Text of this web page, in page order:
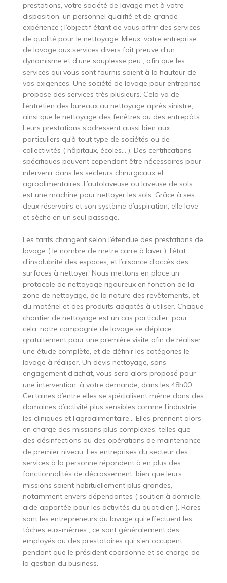
prestations, votre société de lavage met à votre
disposition, un personnel qualifié et de grande
expérience ; l’objectif étant de vous offrir des services
de qualité pour le nettoyage. Mieux, votre entreprise
de lavage aux services divers fait preuve d’un
dynamisme et d’une souplesse peu , afin que les
services qui vous sont fournis soient à la hauteur de
vos exigences. Une société de lavage pour entreprise
propose des services très plusieurs. Cela va de
l’entretien des bureaux au nettoyage après sinistre,
ainsi que le nettoyage des fenêtres ou des entrepôts.
Leurs prestations s’adressent aussi bien aux
particuliers qu’à tout type de sociétés ou de
collectivités ( hôpitaux, écoles… ). Des certifications
spécifiques peuvent cependant être nécessaires pour
intervenir dans les secteurs chirurgicaux et
agroalimentaires. L’autolaveuse ou laveuse de sols
est une machine pour nettoyer les sols. Grâce à ses
deux réservoirs et son système d’aspiration, elle lave
et sèche en un seul passage.
Les tarifs changent selon l’étendue des prestations de
lavage ( le nombre de metre carre à laver ), l’état
d’insalubrité des espaces, et l’aisance d’accès des
surfaces à nettoyer. Nous mettons en place un
protocole de nettoyage rigoureux en fonction de la
zone de nettoyage, de la nature des revêtements, et
du matériel et des produits adaptés à utiliser. Chaque
chantier de nettoyage est un cas particulier. pour
cela, notre compagnie de lavage se déplace
gratuitement pour une première visite afin de réaliser
une étude complète, et de définir les catégories le
lavage à réaliser. Un devis nettoyage, sans
engagement d’achat, vous sera alors proposé pour
une intervention, à votre demande, dans les 48h00.
Certaines d’entre elles se spécialisent même dans des
domaines d’activité plus sensibles comme l’industrie,
les cliniques et l’agroalimentaire… Elles prennent alors
en charge des missions plus complexes, telles que
des désinfections ou des opérations de maintenance
de premier niveau. Les entreprises du secteur des
services à la personne répondent à en plus des
fonctionnalités de décrassement, bien que leurs
missions soient habituellement plus grandes,
notamment envers dépendantes ( soutien à domicile,
aide apportée pour les activités du quotidien ). Rares
sont les entrepreneurs du lavage qui effectuent les
tâches eux-mêmes ; ce sont généralement des
employés ou des prestataires qui s’en occupent
pendant que le président coordonne et se charge de
la gestion du business.